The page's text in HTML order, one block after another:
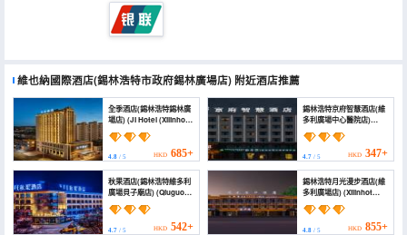
維也納國際酒店(錫林浩特市政府錫林廣場店) 附近酒店推薦
全季酒店(錫林浩特錫林廣
場店) (JI Hotel (Xilinhot
Xilin Plaza))
4.8 / 5 HKD 685+
錫林浩特京府智慧酒店(維
多利廣場中心醫院店)
(Xilinhot Jingfu Wisdom
Hotel)
4.7/ 5 HKD 347+
秋果酒店(錫林浩特維多利
廣場貝子廟店) (Qiuguo
Hotel (Beizimiao
Branch of Victoria Plaza
4.7 / 5 HKD 542+
錫林浩特月光漫步酒店(維
多利廣場店) (Xilinhot
Moonlight Stroll Hotel
(Victoria Plaza))
4.8/ 5 HKD 855+